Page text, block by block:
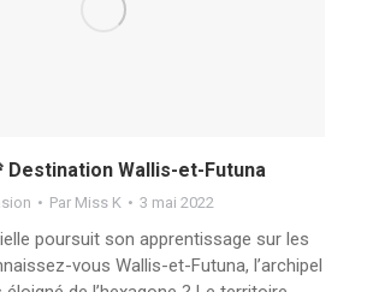
Destination Wallis-et-Futuna
Par Miss K 3 mai 2022
poursuit son apprentissage sur les
vous Wallis-et-Futuna, l’archipel